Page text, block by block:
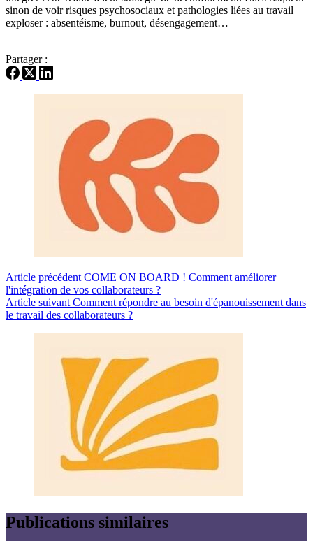
sinon de voir risques psychosociaux et pathologies liées au travail
exploser : absentéisme, burnout, désengagement…
Partager :
Article précédent COME ON BOARD ! Comment améliorer
l'intégration de vos collaborateurs ?
Article suivant Comment répondre au besoin d'épanouissement dans
le travail des collaborateurs ?
Publications similaires